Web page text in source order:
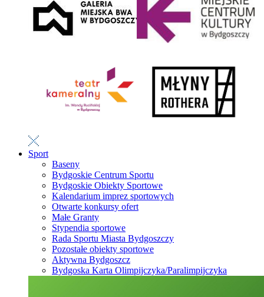
Sport
Baseny
Bydgoskie Centrum Sportu
Bydgoskie Obiekty Sportowe
Kalendarium imprez sportowych
Otwarte konkursy ofert
Małe Granty
Stypendia sportowe
Rada Sportu Miasta Bydgoszczy
Pozostałe obiekty sportowe
Aktywna Bydgoszcz
Bydgoska Karta Olimpijczyka/Paralimpijczyka